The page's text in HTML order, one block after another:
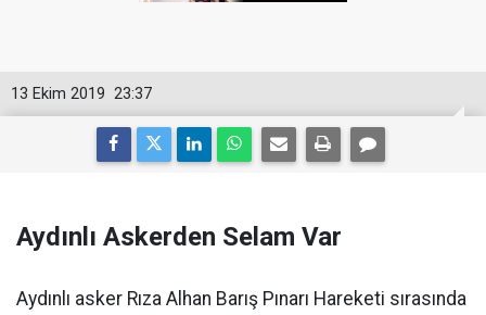
23:37
13 Ekim 2019
Aydınlı Askerden Selam Var
Aydınlı asker Rıza Alhan Barış Pınarı Hareketi sırasında